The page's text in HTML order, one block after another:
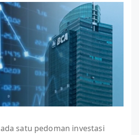
satu pedoman investasi